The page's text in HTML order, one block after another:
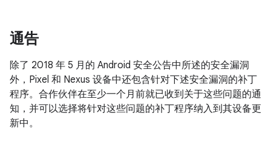
通告
除了 2018 年 5 月的 Android 安全公告中所述的安全漏洞
外，Pixel 和 Nexus 设备中还包含针对下述安全漏洞的补丁
程序。合作伙伴在至少一个月前就已收到关于这些问题的通
知，并可以选择将针对这些问题的补丁程序纳入到其设备更
新中。